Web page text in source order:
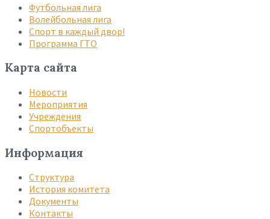
Футбольная лига
Волейбольная лига
Спорт в каждый двор!
Программа ГТО
Карта сайта
Новости
Мероприятия
Учреждения
Спортобъекты
Информация
Структура
История комитета
Документы
Контакты